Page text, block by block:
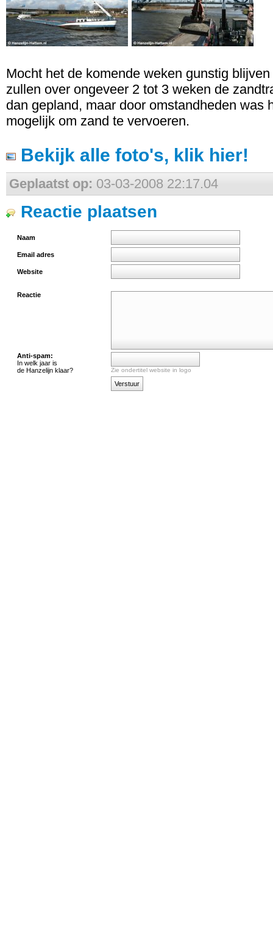
Mocht het de komende weken gunstig
zullen over ongeveer 2 tot 3 weken de
dan gepland, maar door omstandheden was
mogelijk om zand te vervoeren.
Bekijk alle foto's, klik hier!
Geplaatst op: 03-03-2008 22:17.04
Reactie plaatsen
Naam
Email adres
Website
Reactie
Anti-spam:
In welk jaar is
de Hanzelijn klaar?
Zie ondertitel website in logo